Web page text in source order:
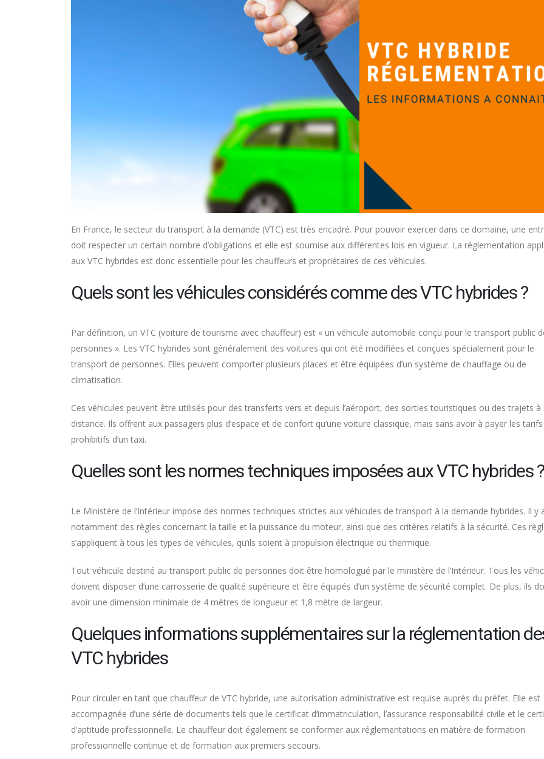
En France, le secteur du transport à la demande (VTC) est très encadré. Pour pouvoir exercer dans ce domaine, une
doit respecter un certain nombre d’obligations et elle est soumise aux différentes lois en vigueur. La réglementation
aux VTC hybrides est donc essentielle pour les chauffeurs et propriétaires de ces véhicules.
Quels sont les véhicules considérés comme des VTC hybrides ?
Par définition, un VTC (voiture de tourisme avec chauffeur) est « un véhicule automobile conçu pour le transport public
personnes ». Les VTC hybrides sont généralement des voitures qui ont été modifiées et conçues spécialement pour le
transport de personnes. Elles peuvent comporter plusieurs places et être équipées d’un système de chauffage ou de
climatisation.
Ces véhicules peuvent être utilisés pour des transferts vers et depuis l’aéroport, des sorties touristiques ou des trajets à
distance. Ils offrent aux passagers plus d’espace et de confort qu’une voiture classique, mais sans avoir à payer les tarifs
prohibitifs d’un taxi.
Quelles sont les normes techniques imposées aux VTC hybrides ?
Le Ministère de l’Intérieur impose des normes techniques strictes aux véhicules de transport à la demande hybrides. Il y
notamment des règles concernant la taille et la puissance du moteur, ainsi que des critères relatifs à la sécurité. Ces
s’appliquent à tous les types de véhicules, qu’ils soient à propulsion électrique ou thermique.
Tout véhicule destiné au transport public de personnes doit être homologué par le ministère de l’Intérieur. Tous les
doivent disposer d’une carrosserie de qualité supérieure et être équipés d’un système de sécurité complet. De plus, ils
avoir une dimension minimale de 4 mètres de longueur et 1,8 mètre de largeur.
Quelques informations supplémentaires sur la réglementation
VTC hybrides
Pour circuler en tant que chauffeur de VTC hybride, une autorisation administrative est requise auprès du préfet. Elle est
accompagnée d’une série de documents tels que le certificat d’immatriculation, l’assurance responsabilité civile et le
d’aptitude professionnelle. Le chauffeur doit également se conformer aux réglementations en matière de formation
professionnelle continue et de formation aux premiers secours.